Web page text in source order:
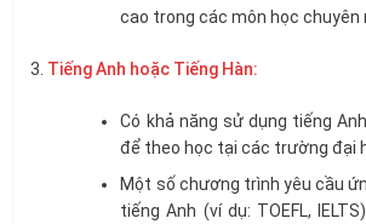
cao trong các môn học chuyên
Tiếng Anh hoặc Tiếng Hàn:
Có khả năng sử dụng tiếng
để theo học tại các trường đại
Một số chương trình yêu cầu
tiếng Anh (ví dụ: TOEFL,